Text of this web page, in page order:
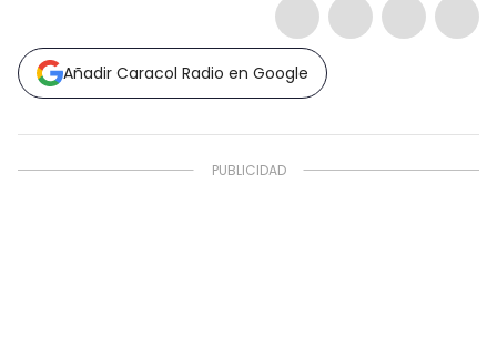
Añadir Caracol Radio en Google